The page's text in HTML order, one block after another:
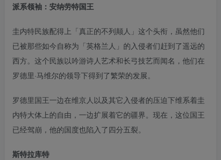
派系领袖：安纳劳特国王
圭内特民族配得上「真正的不列颠人」这个头衔，虽然他们
已被那些如今自称为「英格兰人」的入侵者们赶到了遥远的
西方。这个民族以吟游诗人艺术和长弓技艺而闻名，他们在
罗德里·马维尔的领导下得到了繁荣的发展。
罗德里国王一边在维京人以及其它入侵者的压迫下维系着圭
内特大体上的自由，一边扩展着它的疆界。现在，这位国王
已经驾崩，他的国度也陷入了四分五裂。
斯特拉库特